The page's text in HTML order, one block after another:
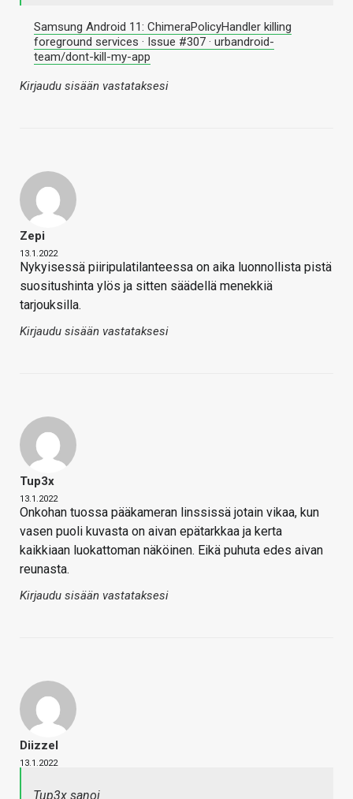
Samsung Android 11: ChimeraPolicyHandler killing
foreground services · Issue #307 · urbandroid-
team/dont-kill-my-app
Kirjaudu sisään vastataksesi
Zepi
13.1.2022
Nykyisessä piiripulatilanteessa on aika luonnollista pistä
suositushinta ylös ja sitten säädellä menekkiä
tarjouksilla.
Kirjaudu sisään vastataksesi
Tup3x
13.1.2022
Onkohan tuossa pääkameran linssissä jotain vikaa, kun
vasen puoli kuvasta on aivan epätarkkaa ja kerta
kaikkiaan luokattoman näköinen. Eikä puhuta edes aivan
reunasta.
Kirjaudu sisään vastataksesi
Diizzel
13.1.2022
Tup3x sanoi